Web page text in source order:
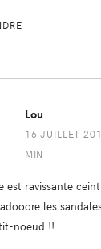
Lou
16 JUILLET
MIN
est ravissante
les
noeud !!